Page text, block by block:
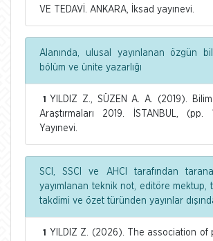
VE TEDAVİ. ANKARA, İksad yayınevi.
Alanında, ulusal yayınlanan özgün
bölüm ve ünite yazarlığı
1
YILDIZ Z., SÜZEN A. A. (2019).
Araştırmaları 2019. İSTANBUL, (pp.
Yayınevi.
SCI, SSCI ve AHCI tarafından
yayımlanan teknik not, editöre mektup,
takdimi ve özet türünden yayınlar
1
YILDIZ Z. (2026). The association of